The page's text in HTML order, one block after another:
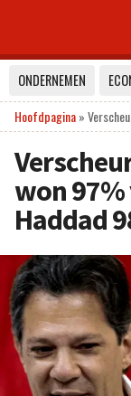
ONDERNEMEN
Hoofdpagina»
won
Haddad